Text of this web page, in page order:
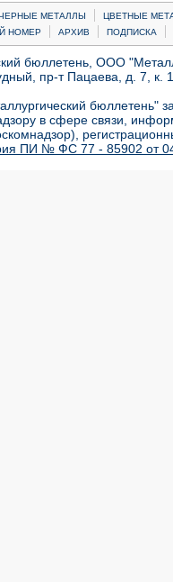
МЕТАЛЛЫ |
ЦВЕТНЫЕ
НОМЕР | АРХИВ | ПОДПИСКА |
бюллетень, ООО
пр-т Пацаева, д. 7,
бюллетень"
в сфере связи,
ПИ № ФС 77 - 85902 от 04